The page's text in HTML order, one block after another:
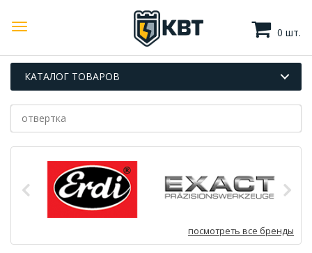
0 шт.
КАТАЛОГ ТОВАРОВ
посмотреть все бренды